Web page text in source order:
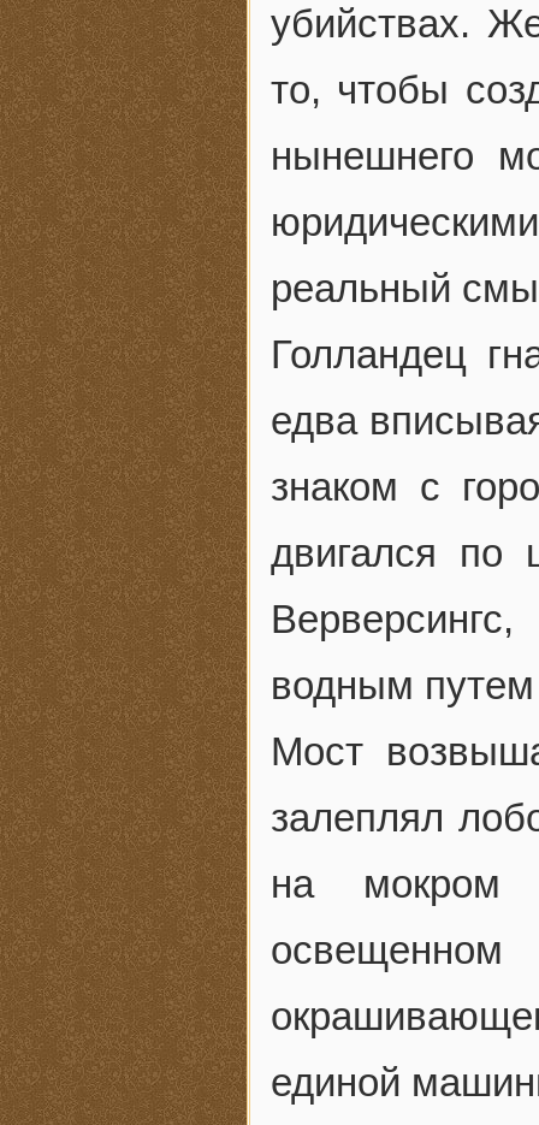
убийствах.
то, чтобы
нынешнего
реальный
Голландец
едва
знаком с
двигался по
водным
Мост
залеплял
на мокром
единой